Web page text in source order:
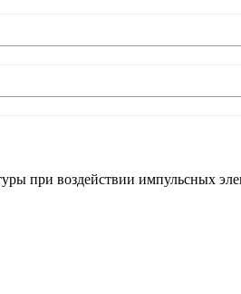
при воздействии импульсных